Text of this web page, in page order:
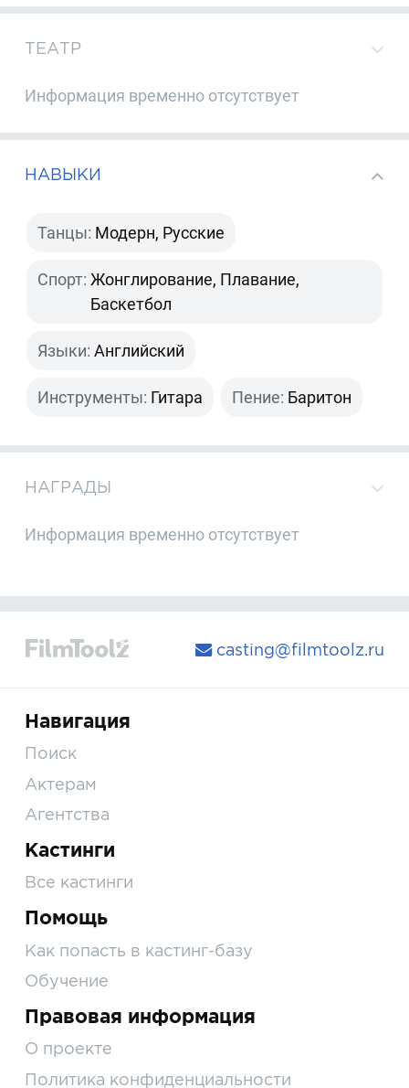
ТЕАТР
Информация временно отсутствует
НАВЫКИ
Танцы: Модерн, Русские
Спорт: Жонглирование, Плавание,
Баскетбол
Языки: Английский
Инструменты: Гитара Пение: Баритон
НАГРАДЫ
Информация временно отсутствует
casting@filmtoolz.ru
Навигация
Поиск
Актерам
Агентства
Кастинги
Все кастинги
Помощь
Как попасть в кастинг-базу
Обучение
Правовая информация
О проекте
Политика конфиденциальности